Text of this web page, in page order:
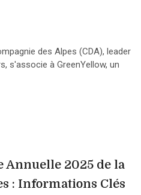
des Alpes (CDA), leader
s'associe à GreenYellow, un
Annuelle 2025 de la
: Informations Clés